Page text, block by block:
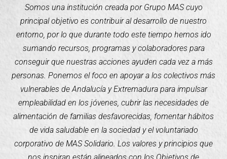
Somos una institución creada por Grupo MAS cuyo
principal objetivo es contribuir al desarrollo de nuestro
entorno, por lo que durante todo este tiempo hemos ido
sumando recursos, programas y colaboradores para
conseguir que nuestras acciones ayuden cada vez a más
personas. Ponemos el foco en apoyar a los colectivos más
vulnerables de Andalucía y Extremadura para impulsar
empleabilidad en los jóvenes, cubrir las necesidades de
alimentación de familias desfavorecidas, fomentar hábitos
de vida saludable en la sociedad y el voluntariado
corporativo de MAS Solidario. Los valores y principios que